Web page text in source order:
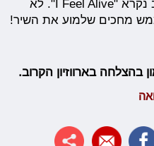
הראשון בשעה 21:00. השיר אגב נקרא "I Feel Alive". לא
מחכים שלמוע את השיר!
בהצלחה בארווזיון הקרוב.